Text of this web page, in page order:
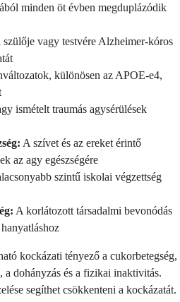
minden öt évben megduplázódik
szülője vagy testvére Alzheimer-kóros
különösen az APOE-e4,
ismételt traumás agysérülések
A szívet és az ereket érintő
az agy egészségére
szintű iskolai végzettség
A korlátozott társadalmi bevonódás
kockázati tényező a cukorbetegség,
a dohányzás és a fizikai inaktivitás.
segíthet csökkenteni a kockázatát.